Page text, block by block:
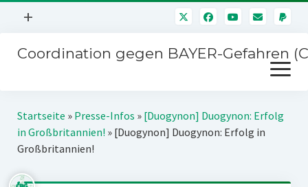
Menü
+
Mitmachen
Über uns
Kontakt
Impressum
Coordination gegen BAYER-Gefahren
Menü
öffnen
Kampagnen
BAYER-Hauptversammlungen
Stichwort BAYER
Startseite » Presse-Infos » [Duogynon] Duogynon: Erfolg
in Großbritannien! » [Duogynon] Duogynon: Erfolg in
Großbritannien!